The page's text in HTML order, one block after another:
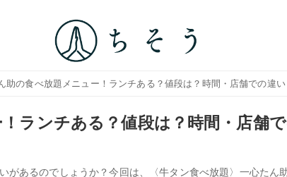
助の食べ放題メニュー！ランチある？値段は？時間・店舗での違
ランチある？値段は？時間・店舗
があるのでしょうか？今回は、〈牛タン食べ放題〉一心たん